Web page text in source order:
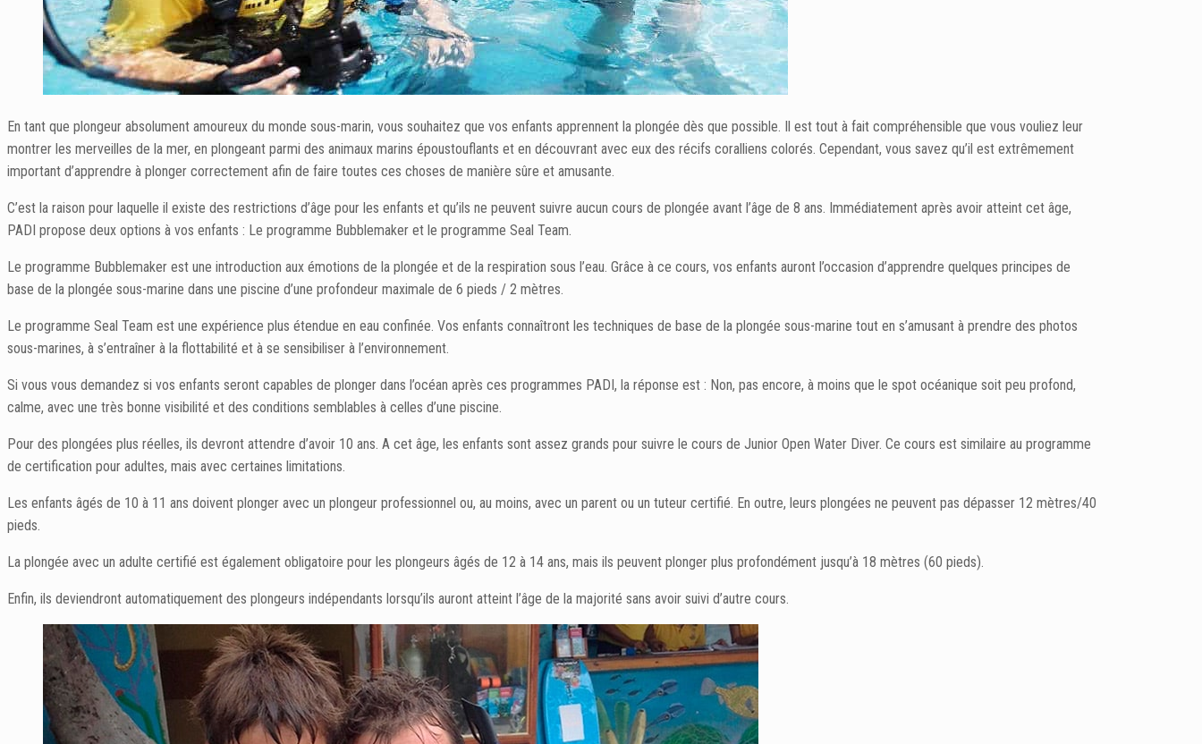
En tant que plongeur absolument amoureux du monde sous-marin, vous souhaitez que vos enfants apprennent la plongée dès que possible. Il est tout à fait compréhensible que vous vouliez leur
montrer les merveilles de la mer, en plongeant parmi des animaux marins époustouflants et en découvrant avec eux des récifs coralliens colorés. Cependant, vous savez qu’il est extrêmement
important d’apprendre à plonger correctement afin de faire toutes ces choses de manière sûre et amusante.
C’est la raison pour laquelle il existe des restrictions d’âge pour les enfants et qu’ils ne peuvent suivre aucun cours de plongée avant l’âge de 8 ans. Immédiatement après avoir atteint cet âge,
PADI propose deux options à vos enfants : Le programme Bubblemaker et le programme Seal Team.
Le programme Bubblemaker est une introduction aux émotions de la plongée et de la respiration sous l’eau. Grâce à ce cours, vos enfants auront l’occasion d’apprendre quelques principes de
base de la plongée sous-marine dans une piscine d’une profondeur maximale de 6 pieds / 2 mètres.
Le programme Seal Team est une expérience plus étendue en eau confinée. Vos enfants connaîtront les techniques de base de la plongée sous-marine tout en s’amusant à prendre des photos
sous-marines, à s’entraîner à la flottabilité et à se sensibiliser à l’environnement.
Si vous vous demandez si vos enfants seront capables de plonger dans l’océan après ces programmes PADI, la réponse est : Non, pas encore, à moins que le spot océanique soit peu profond,
calme, avec une très bonne visibilité et des conditions semblables à celles d’une piscine.
Pour des plongées plus réelles, ils devront attendre d’avoir 10 ans. A cet âge, les enfants sont assez grands pour suivre le cours de Junior Open Water Diver. Ce cours est similaire au programme
de certification pour adultes, mais avec certaines limitations.
Les enfants âgés de 10 à 11 ans doivent plonger avec un plongeur professionnel ou, au moins, avec un parent ou un tuteur certifié. En outre, leurs plongées ne peuvent pas dépasser 12 mètres/40
pieds.
La plongée avec un adulte certifié est également obligatoire pour les plongeurs âgés de 12 à 14 ans, mais ils peuvent plonger plus profondément jusqu’à 18 mètres (60 pieds).
Enfin, ils deviendront automatiquement des plongeurs indépendants lorsqu’ils auront atteint l’âge de la majorité sans avoir suivi d’autre cours.